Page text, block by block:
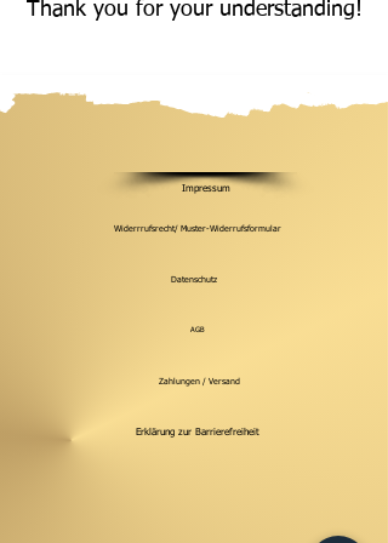
Thank you for your understanding!
Impressum
Widerrrufsrecht/ Muster-Widerrufsformular
Datenschutz
AGB
Zahlungen / Versand
Erklärung zur Barrierefreiheit